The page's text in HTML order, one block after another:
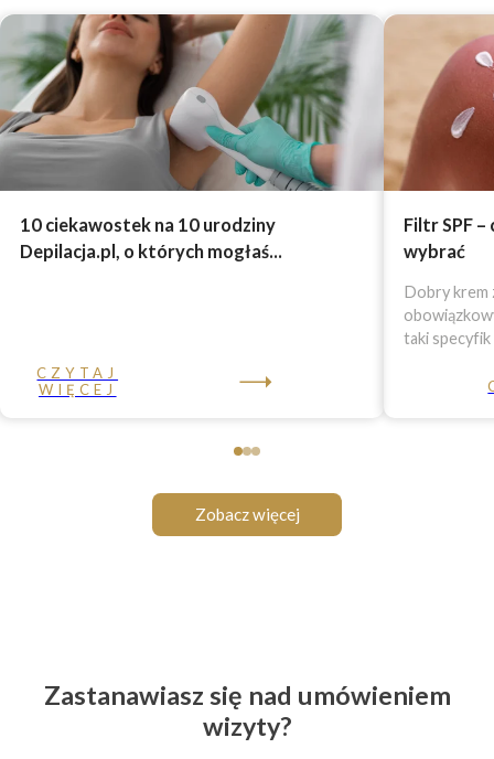
10 ciekawostek na 10 urodziny
Depilacja.pl, o których mogłaś...
CZYTAJ
WIĘCEJ
Filtr SPF
wybrać
Dobry krem
taki specyfik
Zobacz więcej
Zastanawiasz się nad umówieniem
wizyty?